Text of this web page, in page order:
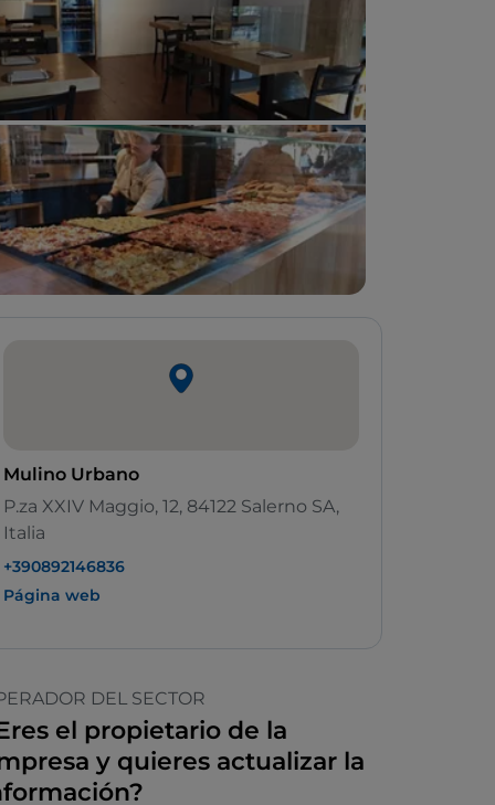
Mulino Urbano
P.za XXIV Maggio, 12, 84122 Salerno SA,
Italia
+390892146836
Página web
DEL SECTOR
el propietario de la
y quieres actualizar la